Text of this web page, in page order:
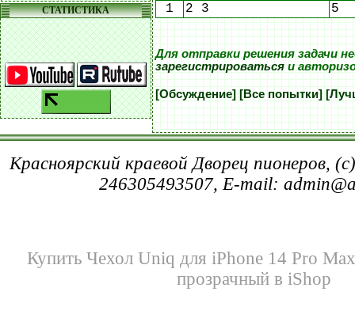
СТАТИСТИКА 1 2 3 5
Для отправки решения задачи
зарегистрироватьсяи
[Обсуждение] [Все попытки]
Красноярский краевой Дворец пионеров,
246305493507, E-mail:
Купить Чехол Uniq для iPhone 14 Pro
прозрачный в iShop